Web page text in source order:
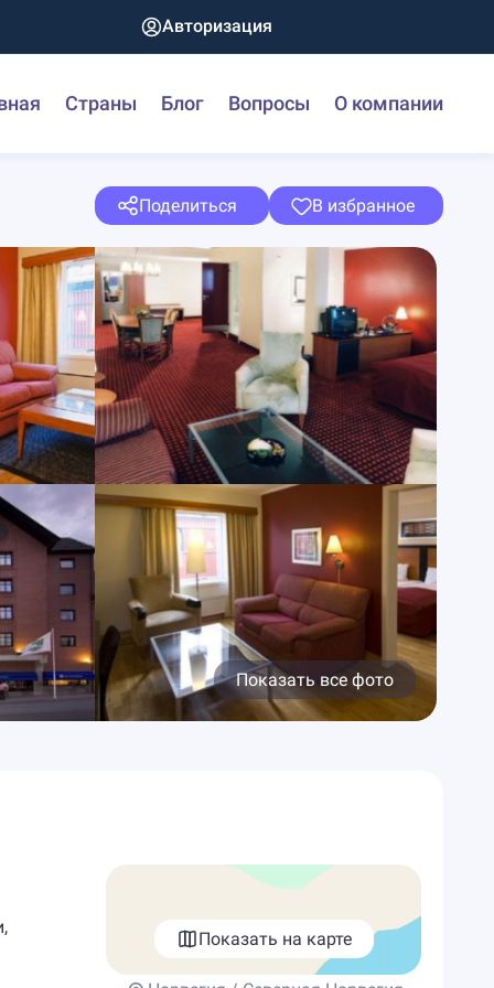
Авторизация
Страны Блог Вопросы О компании
Поделиться В избранное
Показать все фото
Показать на карте